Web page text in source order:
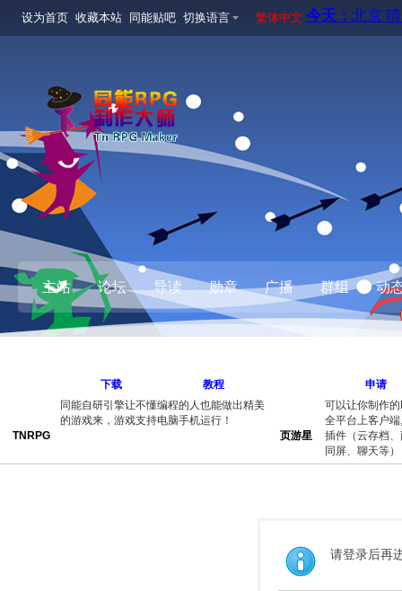
设为首页 收藏本站 同能贴吧 切换语言 繁体中文
主站 论坛 导读 勋章 广播 群组 动
TNRPG
下载
教程
同能自研引擎让不懂编程的人也能做出精美
的游戏来，游戏支持电脑手机运行！
页游星
申请
可以让你制作
全平台上客户
插件（云存档
同屏、聊天等
请登录后再